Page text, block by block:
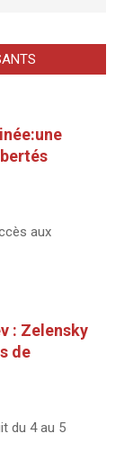
aux
: Zelensky
de
du 4 au 5